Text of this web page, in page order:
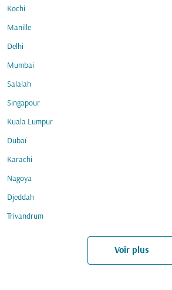
Kochi
Manille
Delhi
Mumbai
Salalah
Singapour
Kuala Lumpur
Dubaï
Karachi
Nagoya
Djeddah
Trivandrum
Voir plus